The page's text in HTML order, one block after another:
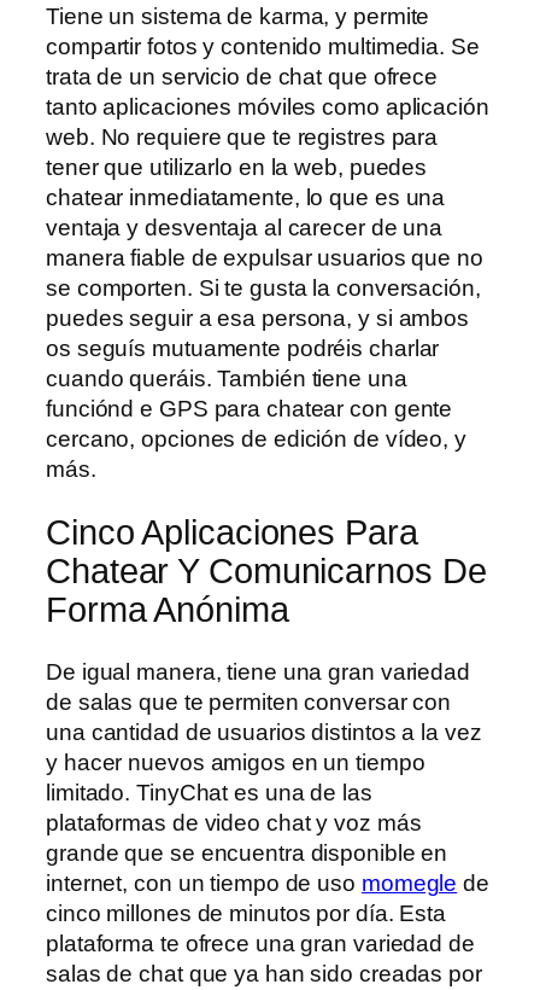
Tiene un sistema de karma, y permite
compartir fotos y contenido multimedia. Se
trata de un servicio de chat que ofrece
tanto aplicaciones móviles como aplicación
web. No requiere que te registres para
tener que utilizarlo en la web, puedes
chatear inmediatamente, lo que es una
ventaja y desventaja al carecer de una
manera fiable de expulsar usuarios que no
se comporten. Si te gusta la conversación,
puedes seguir a esa persona, y si ambos
os seguís mutuamente podréis charlar
cuando queráis. También tiene una
funciónd e GPS para chatear con gente
cercano, opciones de edición de vídeo, y
más.
Cinco Aplicaciones Para
Chatear Y Comunicarnos De
Forma Anónima
De igual manera, tiene una gran variedad
de salas que te permiten conversar con
una cantidad de usuarios distintos a la vez
y hacer nuevos amigos en un tiempo
limitado. TinyChat es una de las
plataformas de video chat y voz más
grande que se encuentra disponible en
internet, con un tiempo de uso momegle de
cinco millones de minutos por día. Esta
plataforma te ofrece una gran variedad de
salas de chat que ya han sido creadas por